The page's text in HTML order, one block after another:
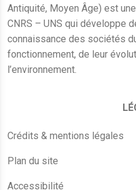
Antiquité, Moyen Âge) est
CNRS – UNS qui développe
connaissance des sociétés
fonctionnement, de leur
l’environnement.
Crédits & mentions légales
Plan du site
Accessibilité